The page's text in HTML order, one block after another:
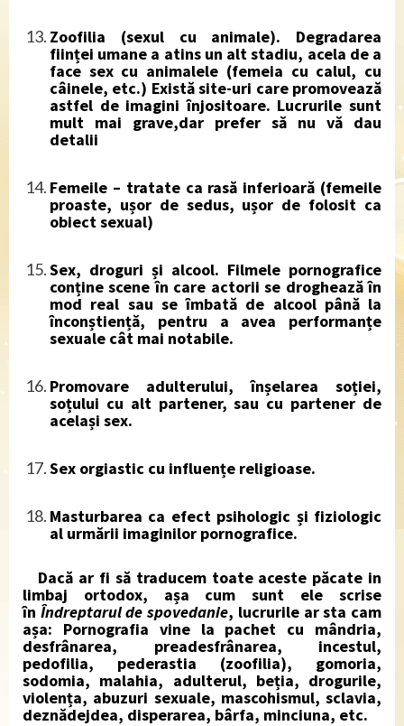
Zoofilia (sexul cu animale). Degradarea
ființei umane a atins un alt stadiu, acela de a
face sex cu animalele (femeia cu calul, cu
câinele, etc.) Există site-uri care promovează
astfel de imagini înjositoare. Lucrurile sunt
mult mai grave,dar prefer să nu vă dau
detalii
Femeile – tratate ca rasă inferioară (femeile
proaste, ușor de sedus, ușor de folosit ca
obiect sexual)
Sex, droguri și alcool. Filmele pornografice
conține scene în care actorii se droghează în
mod real sau se îmbată de alcool până la
înconștiență, pentru a avea performanțe
sexuale cât mai notabile.
Promovare adulterului, înșelarea soției,
soțului cu alt partener, sau cu partener de
același sex.
Sex orgiastic cu influențe religioase.
Masturbarea ca efect psihologic și fiziologic
al urmării imaginilor pornografice.
Dacă ar fi să traducem toate aceste păcate in
limbaj ortodox, așa cum sunt ele scrise
în Îndreptarul de spovedanie, lucrurile ar sta cam
așa: Pornografia vine la pachet cu mândria,
desfrânarea, preadesfrânarea, incestul,
pedofilia, pederastia (zoofilia), gomoria,
sodomia, malahia, adulterul, beția, drogurile,
violența, abuzuri sexuale, mascohismul, sclavia,
deznădejdea, disperarea, bârfa, minciuna, etc.